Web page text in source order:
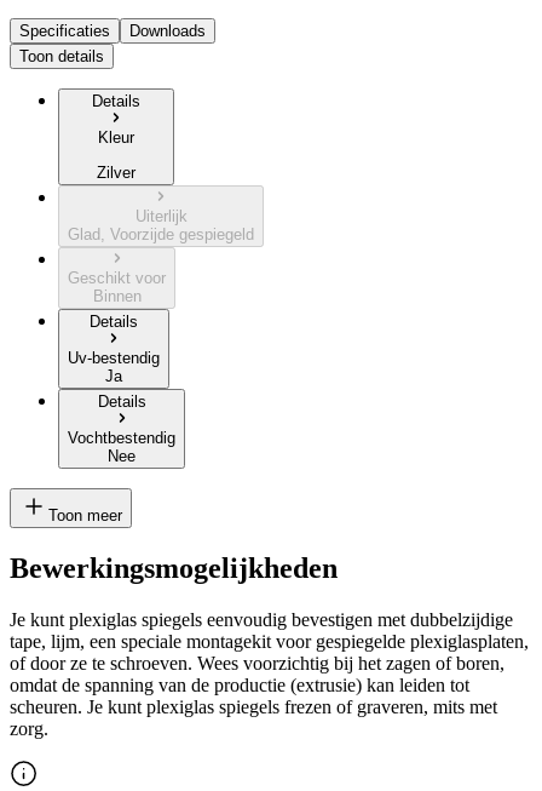
Specificaties
Downloads
Toon details
Details
Kleur
Zilver
Uiterlijk
Glad, Voorzijde gespiegeld
Geschikt voor
Binnen
Details
Uv-bestendig
Ja
Details
Vochtbestendig
Nee
Toon meer
Bewerkingsmogelijkheden
Je kunt plexiglas spiegels eenvoudig bevestigen met dubbelzijdige
tape, lijm, een speciale montagekit voor gespiegelde plexiglasplaten,
of door ze te schroeven. Wees voorzichtig bij het zagen of boren,
omdat de spanning van de productie (extrusie) kan leiden tot
scheuren. Je kunt plexiglas spiegels frezen of graveren, mits met
zorg.